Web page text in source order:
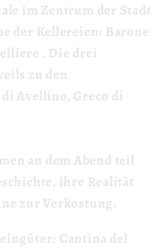
im Zentrum der Stadt
der Kellereien: Barone
. Die drei
zu den
Avellino, Greco di
an dem Abend teil
ihre Realität
zur Verkostung.
Cantina del